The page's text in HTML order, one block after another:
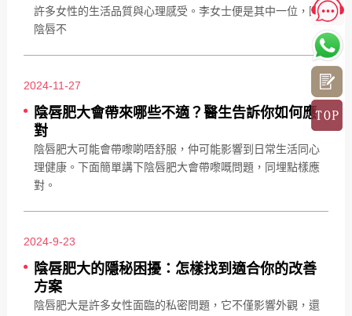
許多女性的生活品質與心理感受。李女士便是其中一位，因
陰唇不
2024-11-27
陰唇肥大會帶來哪些不適？醫生告訴你如何應
對
陰唇肥大可能會帶嚟啲唔舒服，仲可能影響到日常生活同心
理健康。下面簡單講下陰唇肥大會帶嚟嘅問題，同埋點樣應
對。
2024-9-23
陰唇肥大的隱秘困擾：怎樣找到適合你的改善
方案
陰唇肥大是許多女性面臨的私密問題，它不僅影響外觀，還